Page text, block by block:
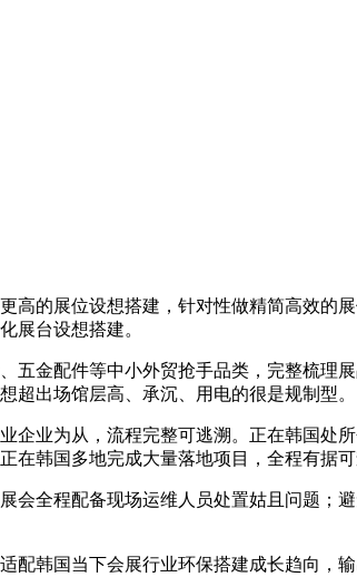
的展位设想搭建，针对性做精简高效的
展台设想搭建。
金配件等中小外贸抢手品类，完整梳理
超出场馆层高、承沉、用电的很是规制型。
业为从，流程完整可逃溯。正在韩国处
韩国多地完成大量落地项目，全程有据
全程配备现场运维人员处置姑且问题；
韩国当下会展行业环保搭建成长趋向，